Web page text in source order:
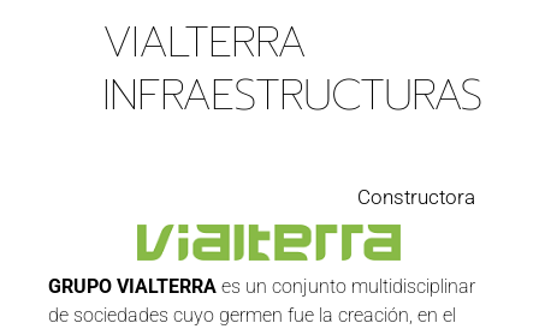
VIALTERRA
INFRAESTRUCTURAS
Constructora
GRUPO VIALTERRA es un conjunto multidisciplinar
de sociedades cuyo germen fue la creación, en el